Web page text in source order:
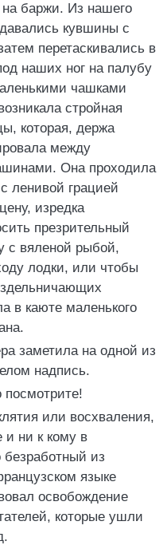
баржи. Из нашего
кувшины с
перетаскивались в
наших ног на палубу
чашками
стройная
которая, держа
между
Она проходила
ленивой грацией
изредка
презрительный
с вяленой рыбой,
лодки, или чтобы
в каюте маленького
заметила на одной из
надпись.
или восхваления,
ни к кому в
безработный из
языке
освобождение
которые ушли